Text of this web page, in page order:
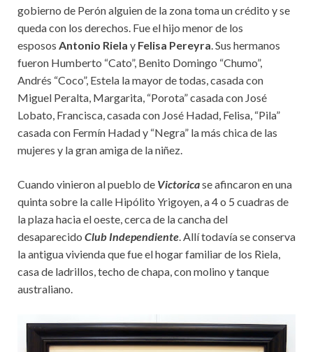
gobierno de Perón alguien de la zona toma un crédito y se
queda con los derechos. Fue el hijo menor de los
esposos Antonio Riela y Felisa Pereyra. Sus hermanos
fueron Humberto “Cato”, Benito Domingo “Chumo”,
Andrés “Coco”, Estela la mayor de todas, casada con
Miguel Peralta, Margarita, “Porota” casada con José
Lobato, Francisca, casada con José Hadad, Felisa, “Pila”
casada con Fermín Hadad y “Negra” la más chica de las
mujeres y la gran amiga de la niñez.
Cuando vinieron al pueblo de Victoricase afincaron en una
quinta sobre la calle Hipólito Yrigoyen, a 4 o 5 cuadras de
la plaza hacia el oeste, cerca de la cancha del
desaparecido Club Independiente. Allí todavía se conserva
la antigua vivienda que fue el hogar familiar de los Riela,
casa de ladrillos, techo de chapa, con molino y tanque
australiano.